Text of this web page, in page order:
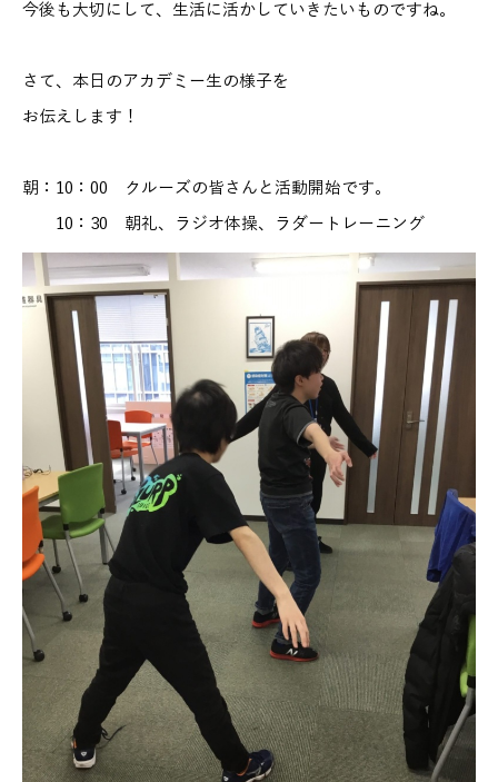
今後も大切にして、生活に活かしていきたいものですね。
さて、本日のアカデミー生の様子を
お伝えします！
朝：10：00 クルーズの皆さんと活動開始です。
10：30 朝礼、ラジオ体操、ラダートレーニング